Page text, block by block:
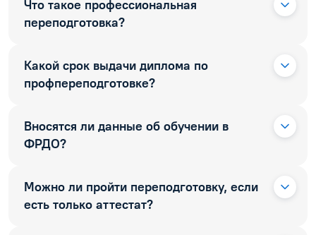
Что такое профессиональная
переподготовка?
Какой срок выдачи диплома по
профпереподготовке?
Вносятся ли данные об обучении в
ФРДО?
Можно ли пройти переподготовку, если
есть только аттестат?